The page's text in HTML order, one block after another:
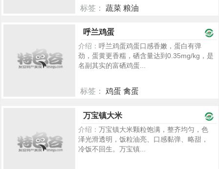
标签： 蔬菜 粮油
呼兰鸡蛋
介绍： 呼兰鸡蛋鸡蛋口感香嫩，蛋白有弹
劲，蛋黄更香糯，硒含量达到0.35mg/kg，是
名副其实的富硒鸡蛋...
标签： 鸡蛋 禽蛋
万宝镇大米
介绍： 万宝镇大米颗粒饱满，整齐均匀，色
泽光滑透明，饭粒油亮、口感黏弹、略甜，
冷饭不回生。万宝镇...